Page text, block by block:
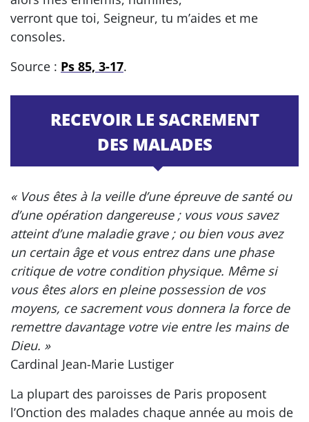
verront que toi, Seigneur, tu m’aides et me
consoles.
Source : Ps 85, 3-17.
RECEVOIR LE SACREMENT
DES MALADES
« Vous êtes à la veille d’une épreuve de santé ou
d’une opération dangereuse ; vous vous savez
atteint d’une maladie grave ; ou bien vous avez
un certain âge et vous entrez dans une phase
critique de votre condition physique. Même si
vous êtes alors en pleine possession de vos
moyens, ce sacrement vous donnera la force de
remettre davantage votre vie entre les mains de
Dieu. »
Cardinal Jean-Marie Lustiger
La plupart des paroisses de Paris proposent
l’Onction des malades chaque année au mois de